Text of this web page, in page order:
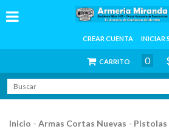
CREAR CUENTA INICIAR
CARRITO 0
Inicio - Armas Cortas Nuevas - Pistolas